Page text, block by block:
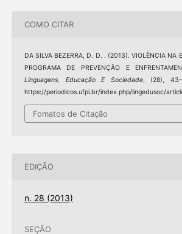
COMO CITAR
DA SILVA BEZERRA, D. D. . (2013). VIOLÊNCIA NA
PROGRAMA DE PREVENÇÃO E
Linguagens, Educação E Sociedade, (28),
https://periodicos.ufpi.br/index.php/lingedusoc/
Fomatos de Citação
EDIÇÃO
n. 28 (2013)
SEÇÃO